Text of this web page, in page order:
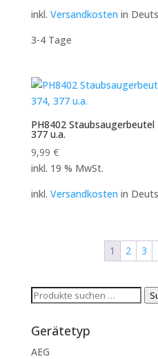
inkl. Versandkosten in
3-4 Tage
PH8402
377 u.a.
9,99 €
inkl. 19 % MwSt.
inkl. Versandkosten in
1 2 3
Suchen
Gerätetyp
AEG